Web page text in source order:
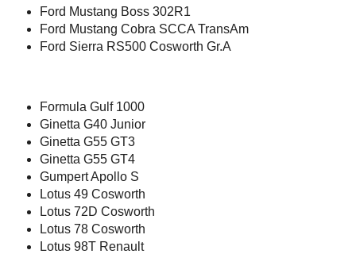
Ford Mustang Boss 302R1
Ford Mustang Cobra SCCA TransAm
Ford Sierra RS500 Cosworth Gr.A
Formula Gulf 1000
Ginetta G40 Junior
Ginetta G55 GT3
Ginetta G55 GT4
Gumpert Apollo S
Lotus 49 Cosworth
Lotus 72D Cosworth
Lotus 78 Cosworth
Lotus 98T Renault